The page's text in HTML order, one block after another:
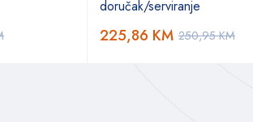
doručak/serviranje
250,95KM
225,86 KM